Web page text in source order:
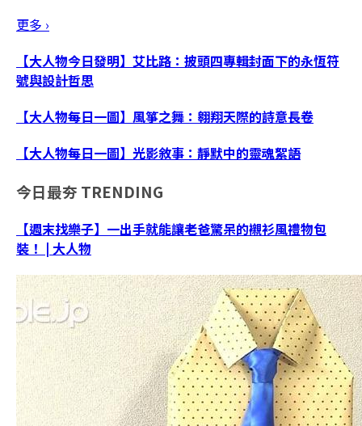
更多 ›
【大人物今日發明】艾比路：披頭四專輯封面下的永恆符
號與設計哲思
【大人物每日一圖】風箏之舞：翱翔天際的詩意長卷
【大人物每日一圖】光影敘事：靜默中的靈魂絮語
今日最夯 TRENDING
【週末找樂子】一出手就能讓老爸驚呆的襯衫風禮物包
裝！ | 大人物